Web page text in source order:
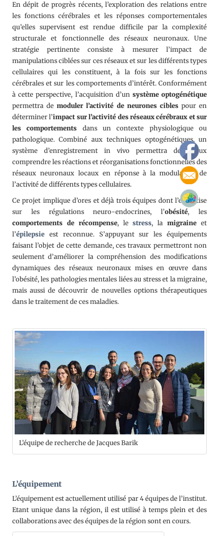
En dépit de progrès récents, l’exploration des relations entre
les fonctions cérébrales et les réponses comportementales
qu’elles supervisent est rendue difficile par la complexité
structurale et fonctionnelle des réseaux neuronaux. Une
stratégie pertinente consiste à mesurer l’impact de
manipulations ciblées sur ces réseaux et sur les différents types
cellulaires qui les constituent, à la fois sur les fonctions
cérébrales et sur les comportements d’intérêt. Conformément
à cette perspective, l’acquisition d’unsystème optogénétique
permettra demoduler l’activité de neurones cibles pour en
déterminer l’impact sur l’activité des réseaux cérébraux et sur
les comportements dans un contexte physiologique ou
pathologique. Combiné aux techniques optogénétiques, un
système d’enregistrement in vivo permettra de mieux
comprendre les réactions et réorganisations fonctionnelles des
réseaux neuronaux locaux en réponse à la modulation de
l’activité de différents types cellulaires.
Ce projet implique d’ores et déjà trois équipes dont l’expertise
sur les régulations neuro-endocrines, l’obésité, les
comportements de récompense, lestress, lamigraine et
l’épilepsie est reconnue. S’appuyant sur les équipements
faisant l’objet de cette demande, ces travaux permettront non
seulement d’améliorer la compréhension des modifications
dynamiques des réseaux neuronaux mises en œuvre dans
l’obésité, les pathologies mentales liées au stress et la migraine,
mais aussi de découvrir de nouvelles options thérapeutiques
dans le traitement de ces maladies.
L’équipe de recherche de Jacques Barik
L’équipement
L’équipement est actuellement utilisé par 4 équipes de l’institut.
Etant unique dans la région, il est utilisé à temps plein et des
collaborations avec des équipes de la région sont en cours.